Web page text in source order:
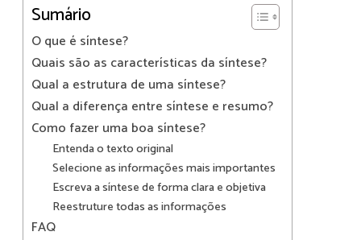
Sumário
O que é síntese?
Quais são as características da síntese?
Qual a estrutura de uma síntese?
Qual a diferença entre síntese e resumo?
Como fazer uma boa síntese?
Entenda o texto original
Selecione as informações mais importantes
Escreva a síntese de forma clara e objetiva
Reestruture todas as informações
FAQ